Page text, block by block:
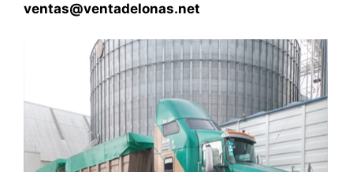
ventas@ventadelonas.net